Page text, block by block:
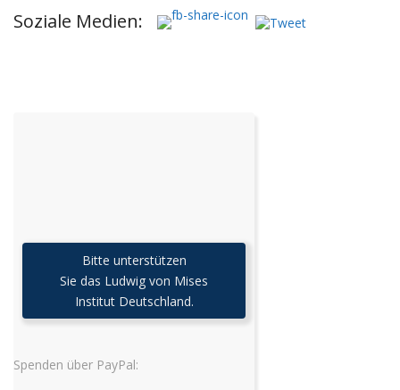
Soziale Medien:
Bitte unterstützen
Sie das Ludwig von Mises
Institut Deutschland.
Spenden über PayPal: